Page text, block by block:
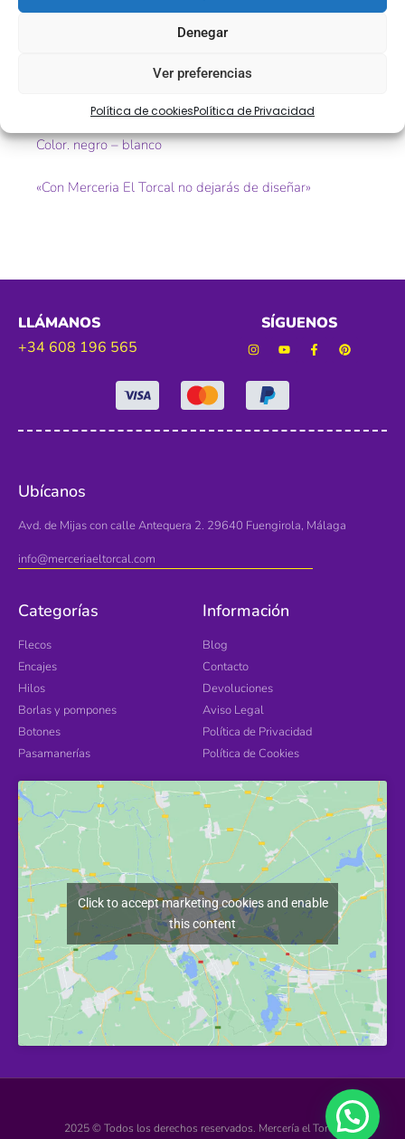
Denegar
Ver preferencias
Política de cookiesPolítica de Privacidad
Entrela de tela adhesiva fina de 90 cm de ancho.
tamaño. 90cm
Color. negro – blanco
«Con Merceria El Torcal no dejarás de diseñar»
LLÁMANOS
+34 608 196 565
SÍGUENOS
Ubícanos
Avd. de Mijas con calle Antequera 2. 29640 Fuengirola, Málaga
info@merceriaeltorcal.com
Categorías
Flecos
Encajes
Hilos
Borlas y pompones
Botones
Pasamanerías
Información
Blog
Contacto
Devoluciones
Aviso Legal
Política de Privacidad
Política de Cookies
Click to accept marketing cookies and enable
this content
2025 © Todos los derechos reservados. Mercería el Torcal